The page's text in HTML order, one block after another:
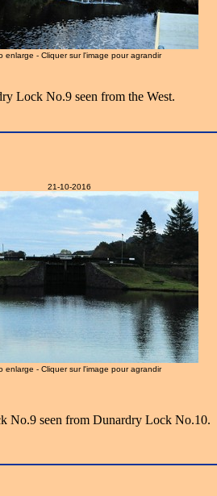
enlarge - Cliquer sur l'image pour agrandir
Lock No.9 seen from the West.
21-10-2016
enlarge - Cliquer sur l'image pour agrandir
No.9 seen from Dunardry Lock No.10.